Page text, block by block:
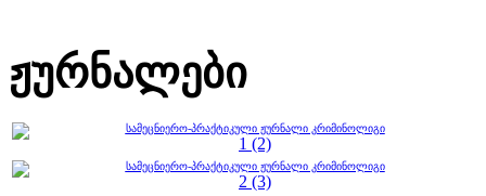
ჟურნალები
სამეცნიერო-პრაქტიკული ჟურნალი კრიმინოლიგი
1 (2)
სამეცნიერო-პრაქტიკული ჟურნალი კრიმინოლიგი
2 (3)